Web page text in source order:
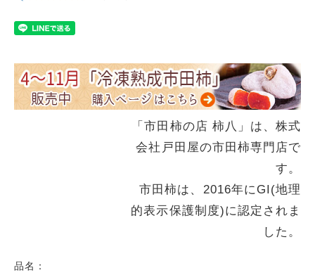
「市田柿の店 柿八」は、株式
会社戸田屋の市田柿専門店で
す。
市田柿は、2016年にGI(地理
的表示保護制度)に認定されま
した。
品名：